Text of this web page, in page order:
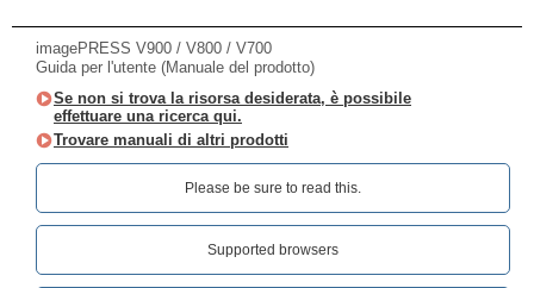
imagePRESS V900 / V800 / V700
Guida per l'utente (Manuale del prodotto)
Se non si trova la risorsa desiderata, è possibile
effettuare una ricerca qui.
Trovare manuali di altri prodotti
Please be sure to read this.‎
Supported browsers